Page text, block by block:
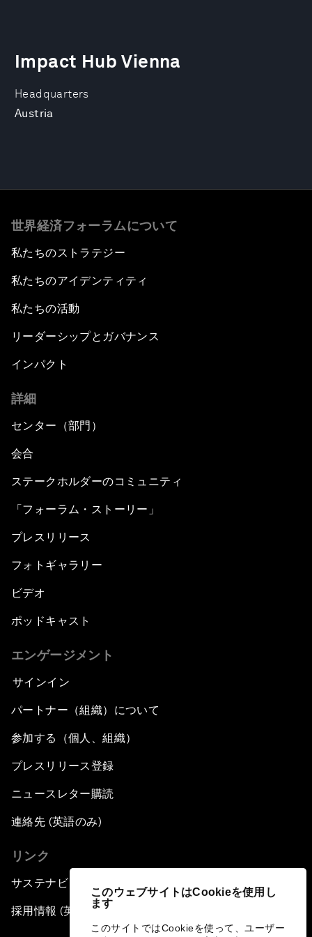
このウェブサイトはCookieを使用し
ます
このサイトではCookieを使って、ユーザー
Headquarters
Austria
Impact Hub Vienna
世界経済フォーラムについて
私たちのストラテジー
私たちのアイデンティティ
私たちの活動
リーダーシップとガバナンス
インパクト
詳細
センター（部門）
会合
ステークホルダーのコミュニティ
「フォーラム・ストーリー」
プレスリリース
フォトギャラリー
ビデオ
ポッドキャスト
エンゲージメント
サインイン
パートナー（組織）について
参加する（個人、組織）
プレスリリース登録
ニュースレター購読
連絡先 (英語のみ)
リンク
サステナビリティへの取り組み
採用情報 (英語のみ)